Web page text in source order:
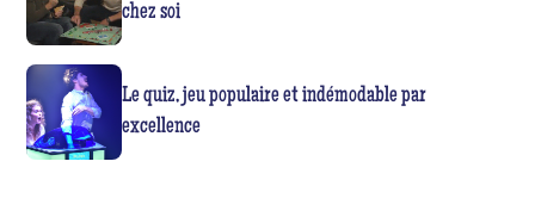
chez soi
Le quiz, jeu populaire et indémodable par
excellence